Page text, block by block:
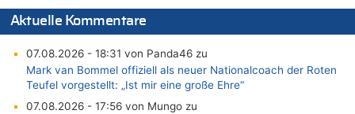
Aktuelle Kommentare
07.08.2026 - 18:31 von Panda46 zu
Mark van Bommel offiziell als neuer Nationalcoach der Roten
Teufel vorgestellt: „Ist mir eine große Ehre“
07.08.2026 - 17:56 von Mungo zu